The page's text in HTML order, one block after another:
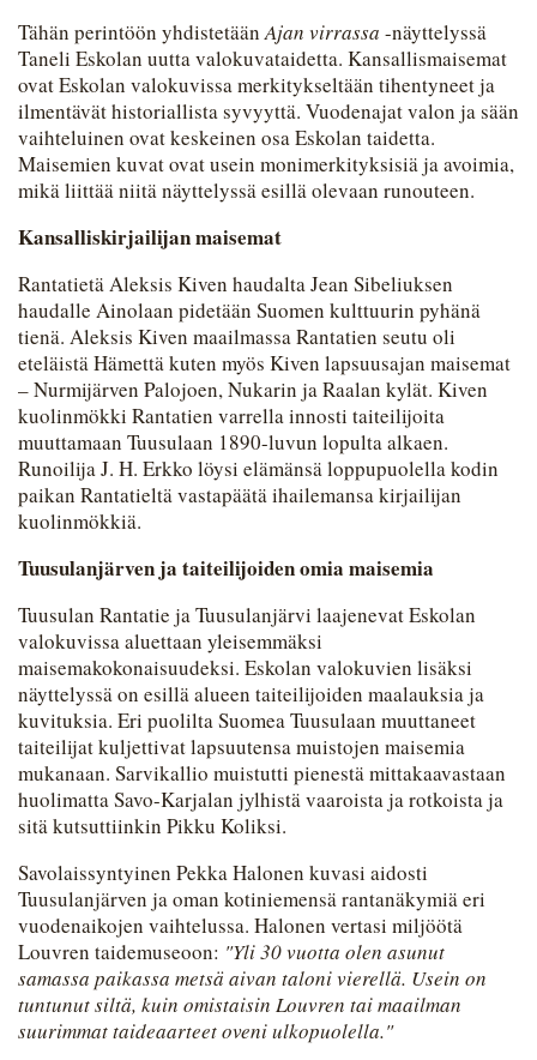
Tähän perintöön yhdistetäänAjan virrassa -näyttelyssä
Taneli Eskolan uutta valokuvataidetta. Kansallismaisemat
ovat Eskolan valokuvissa merkitykseltään tihentyneet ja
ilmentävät historiallista syvyyttä. Vuodenajat valon ja sään
vaihteluinen ovat keskeinen osa Eskolan taidetta.
Maisemien kuvat ovat usein monimerkityksisiä ja avoimia,
mikä liittää niitä näyttelyssä esillä olevaan runouteen.
Kansalliskirjailijan maisemat
Rantatietä Aleksis Kiven haudalta Jean Sibeliuksen
haudalle Ainolaan pidetään Suomen kulttuurin pyhänä
tienä. Aleksis Kiven maailmassa Rantatien seutu oli
eteläistä Hämettä kuten myös Kiven lapsuusajan maisemat
– Nurmijärven Palojoen, Nukarin ja Raalan kylät. Kiven
kuolinmökki Rantatien varrella innosti taiteilijoita
muuttamaan Tuusulaan 1890-luvun lopulta alkaen.
Runoilija J. H. Erkko löysi elämänsä loppupuolella kodin
paikan Rantatieltä vastapäätä ihailemansa kirjailijan
kuolinmökkiä.
Tuusulanjärven ja taiteilijoiden omia maisemia
Tuusulan Rantatie ja Tuusulanjärvi laajenevat Eskolan
valokuvissa aluettaan yleisemmäksi
maisemakokonaisuudeksi. Eskolan valokuvien lisäksi
näyttelyssä on esillä alueen taiteilijoiden maalauksia ja
kuvituksia. Eri puolilta Suomea Tuusulaan muuttaneet
taiteilijat kuljettivat lapsuutensa muistojen maisemia
mukanaan. Sarvikallio muistutti pienestä mittakaavastaan
huolimatta Savo-Karjalan jylhistä vaaroista ja rotkoista ja
sitä kutsuttiinkin Pikku Koliksi.
Savolaissyntyinen Pekka Halonen kuvasi aidosti
Tuusulanjärven ja oman kotiniemensä rantanäkymiä eri
vuodenaikojen vaihtelussa. Halonen vertasi miljöötä
Louvren taidemuseoon: "Yli 30 vuotta olen asunut
samassa paikassa metsä aivan taloni vierellä. Usein on
tuntunut siltä, kuin omistaisin Louvren tai maailman
suurimmat taideaarteet oveni ulkopuolella."